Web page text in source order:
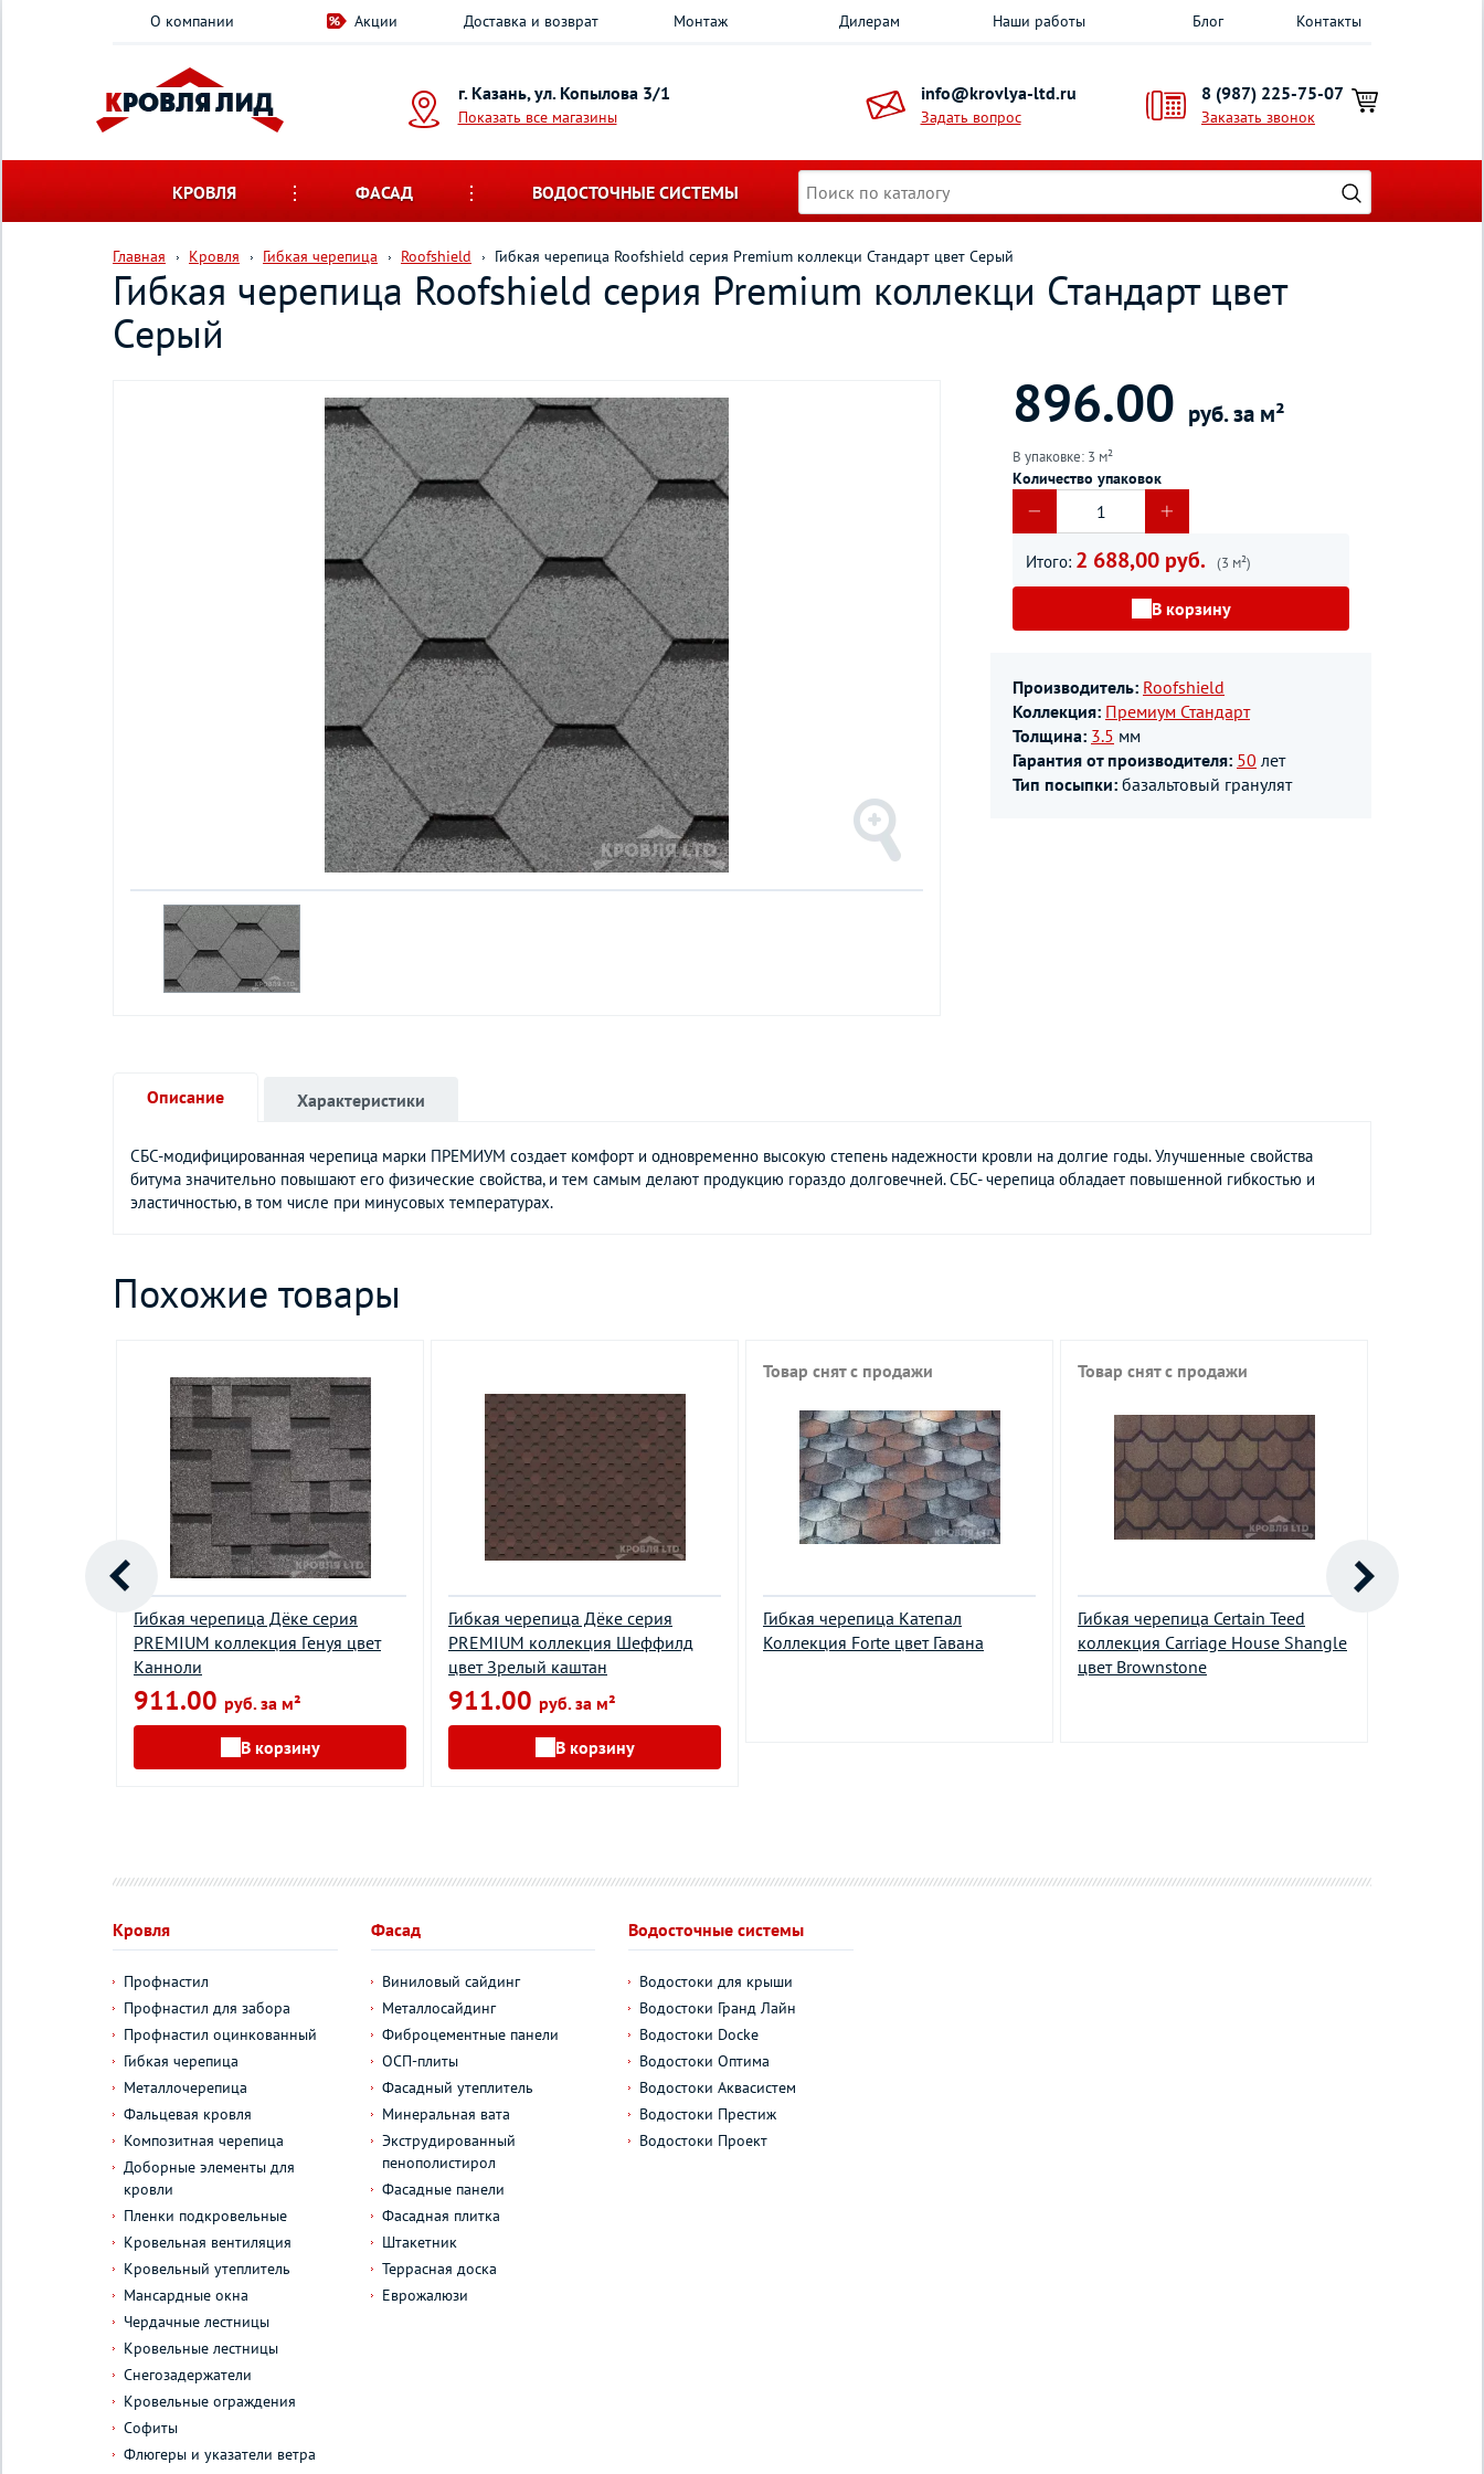
О компании Акции Доставка и возврат Монтаж Дилерам Наши работы Блог Контакты
г. Казань, ул. Копылова 3/1
Показать все магазины
info@krovlya-ltd.ru
Задать вопрос
8 (987) 225-75-07
Заказать звонок
КРОВЛЯ ФАСАД ВОДОСТОЧНЫЕ СИСТЕМЫ
Главная Кровля Гибкая черепица Roofshield Гибкая черепица Roofshield серия Premium коллекци Стандарт цвет Серый
Гибкая черепица Roofshield серия Premium коллекци Стандарт цвет
Серый
896.00 руб. за м²
В упаковке: 3 м²
Количество упаковок
Итого: 2 688,00 руб. (3 м²)
В корзину
Производитель: Roofshield
Коллекция: Премиум Стандарт
Толщина: 3.5 мм
Гарантия от производителя: 50 лет
Тип посыпки: базальтовый гранулят
Описание
СБС-модифицированная черепица марки ПРЕМИУМ создает комфорт и одновременно высокую степень надежности кровли на долгие годы. Улучшенные свойства
битума значительно повышают его физические свойства, и тем самым делают продукцию гораздо долговечней. СБС- черепица обладает повышенной гибкостью и
эластичностью, в том числе при минусовых температурах.
Характеристики
Похожие товары
Гибкая черепица Дёке серия
PREMIUM коллекция Генуя цвет
Канноли
911.00 руб. за м²
В корзину
Гибкая черепица Дёке серия
PREMIUM коллекция Шеффилд
цвет Зрелый каштан
911.00 руб. за м²
В корзину
Гибкая черепица Катепал
Коллекция Forte цвет Гавана
Товар снят с продажи
Гибкая черепица Certain Teed
коллекция Carriage House Shangle
цвет Brownstone
Товар снят с продажи
Кровля
Профнастил
Профнастил для забора
Профнастил оцинкованный
Гибкая черепица
Металлочерепица
Фальцевая кровля
Композитная черепица
Доборные элементы для
кровли
Пленки подкровельные
Кровельная вентиляция
Кровельный утеплитель
Мансардные окна
Чердачные лестницы
Кровельные лестницы
Снегозадержатели
Кровельные ограждения
Софиты
Флюгеры и указатели ветра
Фасад
Виниловый сайдинг
Металлосайдинг
Фиброцементные панели
ОСП-плиты
Фасадный утеплитель
Минеральная вата
Экструдированный
пенополистирол
Фасадные панели
Фасадная плитка
Штакетник
Террасная доска
Еврожалюзи
Водосточные системы
Водостоки для крыши
Водостоки Гранд Лайн
Водостоки Docke
Водостоки Оптима
Водостоки Аквасистем
Водостоки Престиж
Водостоки Проект